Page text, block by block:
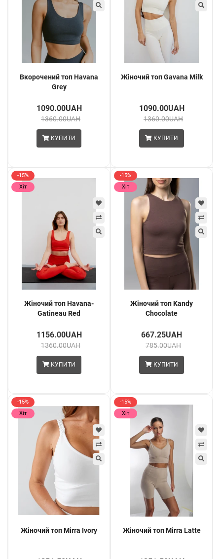
Вкорочений топ Havana
Grey
1090.00UAH
1360.00UAH
КУПИТИ
Жіночий топ Gavana Milk
1090.00UAH
1360.00UAH
КУПИТИ
-15%
Хіт
Жіночий топ Havana-
Gatineau Red
1156.00UAH
1360.00UAH
КУПИТИ
-15%
Хіт
Жіночий топ Kandy
Chocolate
667.25UAH
785.00UAH
КУПИТИ
-15%
Хіт
Жіночий топ Mirra Ivory
-15%
Хіт
Жіночий топ Mirra Latte